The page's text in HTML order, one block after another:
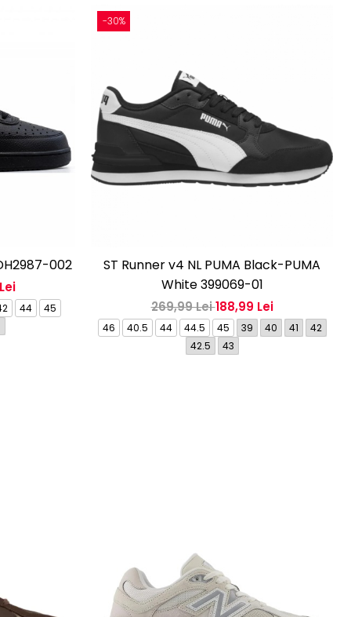
002
44
45
-30%
ST Runner v4 NL PUMA Black-PUMA
White 399069-01
269,99 Lei188,99 Lei
46 40.5 44 44.5 45 39 40 41
42
42.5
43